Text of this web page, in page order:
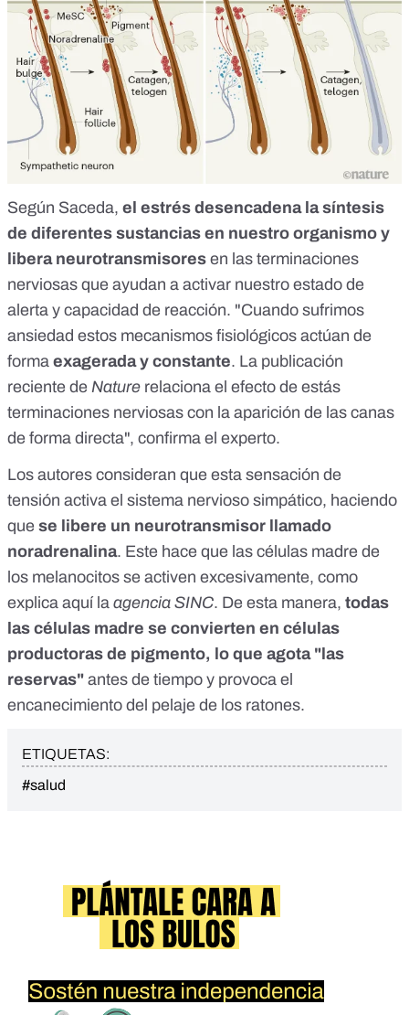
Según Saceda, el estrés desencadena la síntesis
de diferentes sustancias en nuestro organismo y
libera neurotransmisores en las terminaciones
nerviosas que ayudan a activar nuestro estado de
alerta y capacidad de reacción. "Cuando sufrimos
ansiedad estos mecanismos fisiológicos actúan de
forma exagerada y constante. La publicación
reciente de Nature relaciona el efecto de estás
terminaciones nerviosas con la aparición de las canas
de forma directa", confirma el experto.
Los autores consideran que esta sensación de
tensión activa el sistema nervioso simpático, haciendo
que se libere un neurotransmisor llamado
noradrenalina. Este hace que las células madre de
los melanocitos se activen excesivamente, como
explica aquí la agencia SINC. De esta manera, todas
las células madre se convierten en células
productoras de pigmento, lo que agota "las
reservas" antes de tiempo y provoca el
encanecimiento del pelaje de los ratones.
ETIQUETAS:
#salud